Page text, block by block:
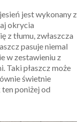
jest wykonany z
okrycia
z tłumu, zwłaszcza
pasuje niemal
w zestawieniu z
Taki płaszcz może
świetnie
poniżej od